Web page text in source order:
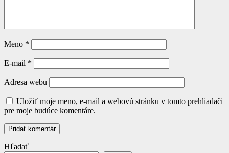
Meno *
E-mail *
Adresa webu
Uložiť moje meno, e-mail a webovú stránku v tomto prehliadači
pre moje budúce komentáre.
Hľadať